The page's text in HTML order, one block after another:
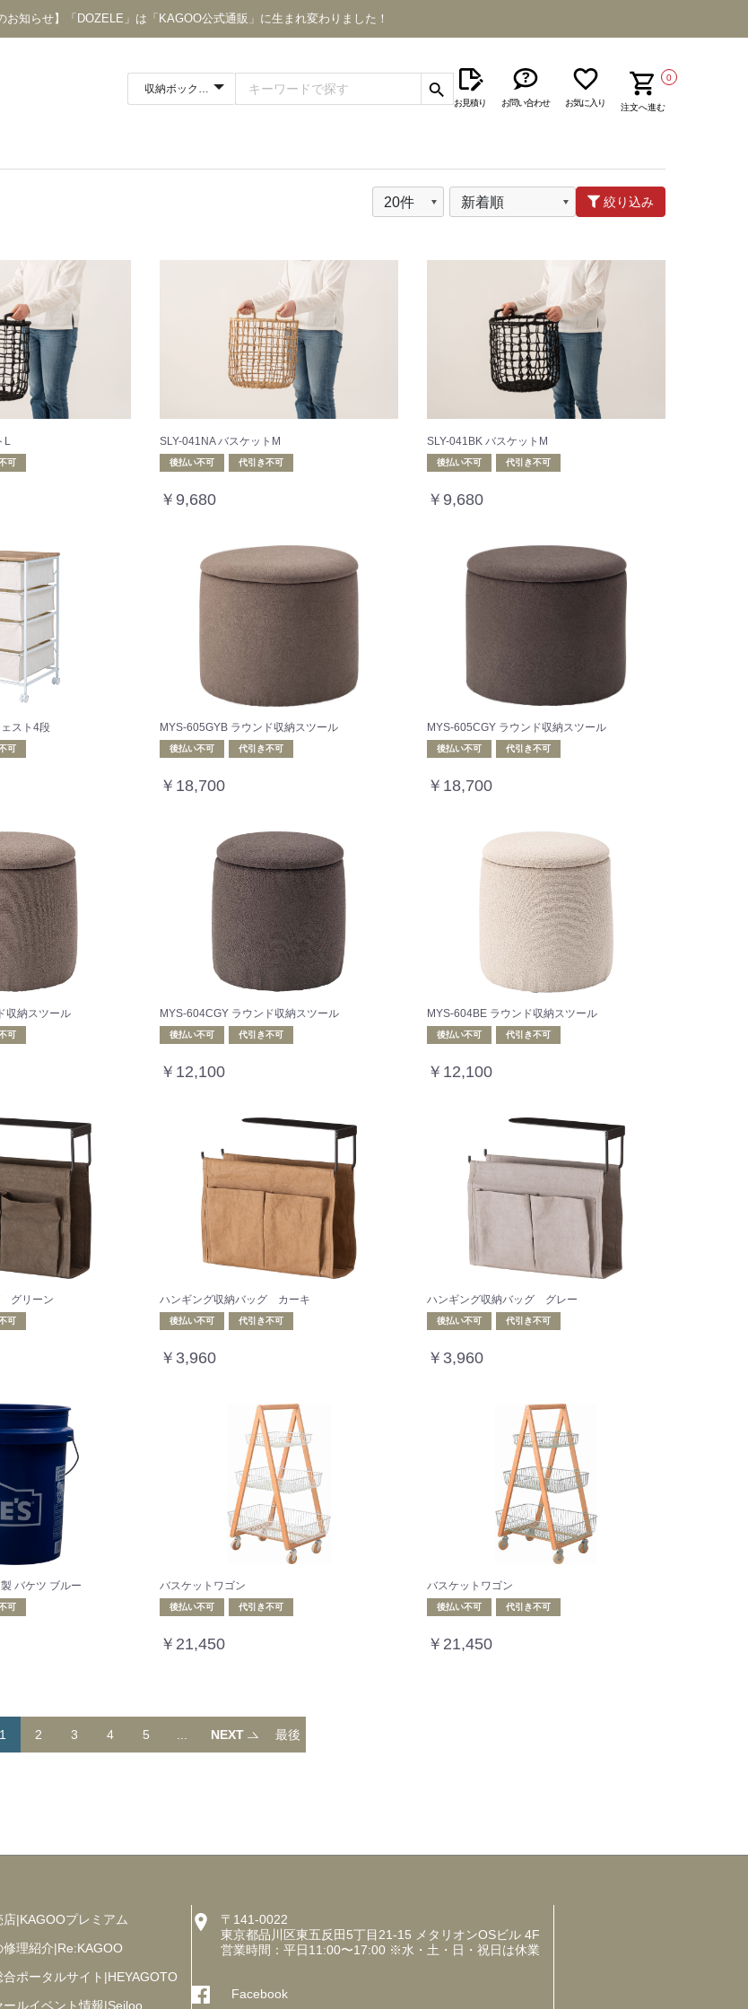
お知らせ】「DOZELE」は「KAGOO公式通販」に生まれ変わりました！
お見積り お問い合わせ お気に入り
0
注文へ進む
絞り込み
可
SLY-041NA バスケットM
後払い不可 代引き不可
￥9,680
SLY-041BK バスケットM
後払い不可 代引き不可
￥9,680
スト4段
可
MYS-605GYB ラウンド収納スツール
後払い不可 代引き不可
￥18,700
MYS-605CGY ラウンド収納スツール
後払い不可 代引き不可
￥18,700
収納スツール
可
MYS-604CGY ラウンド収納スツール
後払い不可 代引き不可
￥12,100
MYS-604BE ラウンド収納スツール
後払い不可 代引き不可
￥12,100
グリーン
可
ハンギング収納バッグ カーキ
後払い不可 代引き不可
￥3,960
ハンギング収納バッグ グレー
後払い不可 代引き不可
￥3,960
バケツ ブルー
可
バスケットワゴン
後払い不可 代引き不可
￥21,450
バスケットワゴン
後払い不可 代引き不可
￥21,450
1 2 3 4 5 NEXT 最後
|KAGOOプレミアム
理紹介|Re:KAGOO
ポータルサイト|HEYAGOTO
ルイベント情報|Seiloo
〒141-0022
東京都品川区東五反田5丁目21-15 メタリオンOSビル 4F
営業時間：平日11:00〜17:00 ※水・土・日・祝日は休業
Facebook